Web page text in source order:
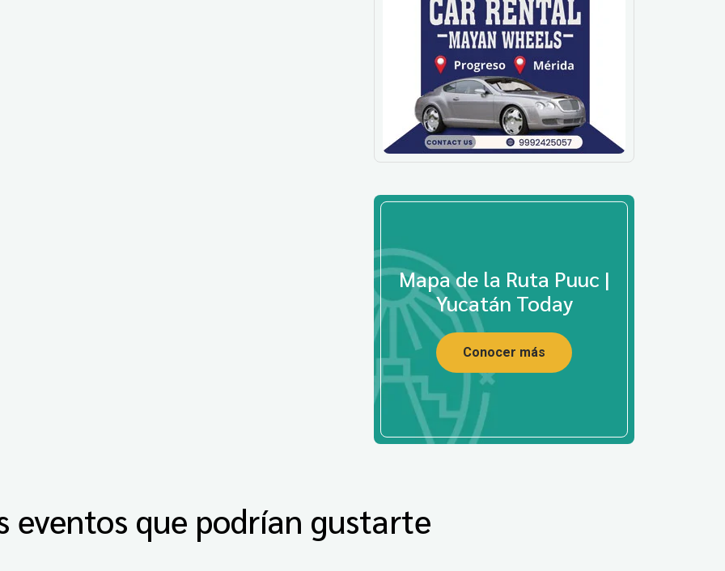
Mapa de la Ruta Puuc |
Yucatán Today
Conocer más
eventos que podrían gustarte